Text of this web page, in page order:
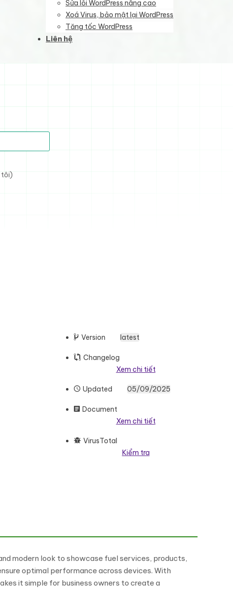
Sửa lỗi WordPress nâng cao
Xoá Virus, bảo mật lại WordPress
Tăng tốc WordPress
Liên hệ
tôi)
Version latest
Changelog
Xem chi tiết
Updated 05/09/2025
Document
Xem chi tiết
VirusTotal
Kiểm tra
modern look to showcase fuel services, products,
optimal performance across devices. With
it simple for business owners to create a